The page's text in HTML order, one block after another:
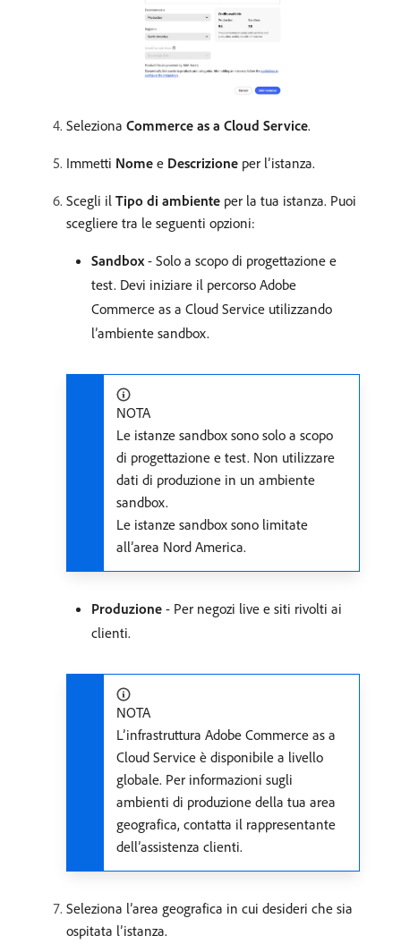
Seleziona Commerce as a Cloud Service.
Immetti Nome e Descrizione per l’istanza.
Scegli il Tipo di ambiente per la tua istanza. Puoi
scegliere tra le seguenti opzioni:
Sandbox - Solo a scopo di progettazione e
test. Devi iniziare il percorso Adobe
Commerce as a Cloud Service utilizzando
l’ambiente sandbox.
NOTA
Le istanze sandbox sono solo a scopo
di progettazione e test. Non utilizzare
dati di produzione in un ambiente
sandbox.
Le istanze sandbox sono limitate
all’area Nord America.
Produzione - Per negozi live e siti rivolti ai
clienti.
NOTA
L’infrastruttura Adobe Commerce as a
Cloud Service è disponibile a livello
globale. Per informazioni sugli
ambienti di produzione della tua area
geografica, contatta il rappresentante
dell’assistenza clienti.
Seleziona l’area geografica in cui desideri che sia
ospitata l’istanza.